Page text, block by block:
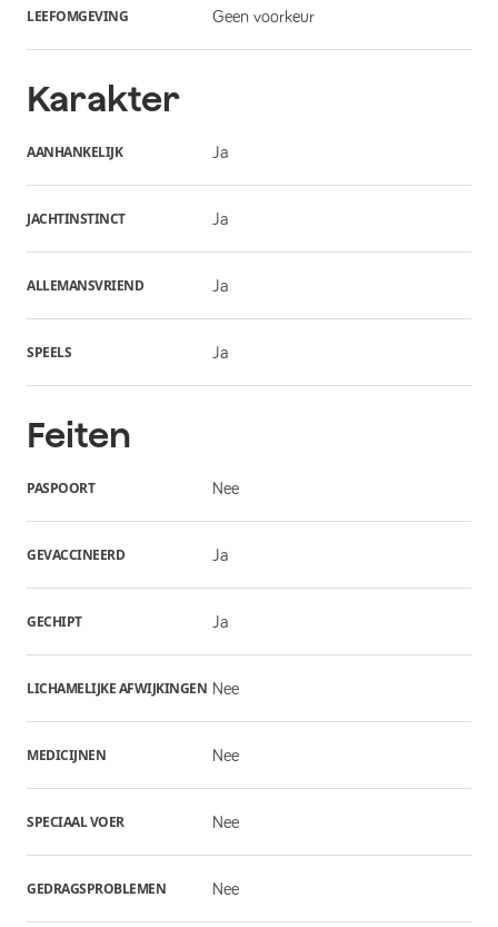
LEEFOMGEVING Geen voorkeur
Karakter
AANHANKELIJK Ja
JACHTINSTINCT Ja
ALLEMANSVRIEND Ja
SPEELS Ja
Feiten
PASPOORT Nee
GEVACCINEERD Ja
GECHIPT Ja
LICHAMELIJKE AFWIJKINGEN Nee
MEDICIJNEN Nee
SPECIAAL VOER Nee
GEDRAGSPROBLEMEN Nee